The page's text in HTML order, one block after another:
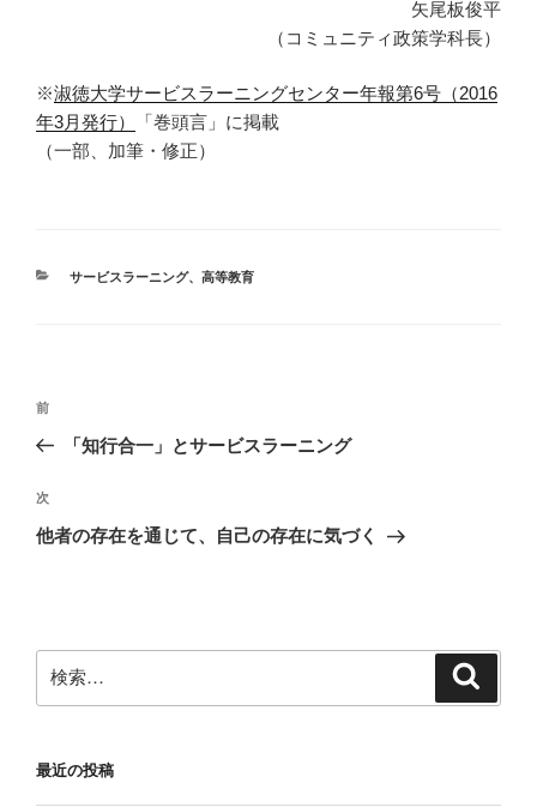
矢尾板俊平
（コミュニティ政策学科長）
※淑徳大学サービスラーニングセンター年報第6号（2016
年3月発行）
「巻頭言」に掲載
（一部、加筆・修正）
カ
サービスラーニング、 高等教育
投
ビ
ゲ
ン
前
の
稿
前
「知行合一」とサービスラーニング
次
の
次
他者の存在を通じて、自己の存在に気づく
索:
最近の投稿